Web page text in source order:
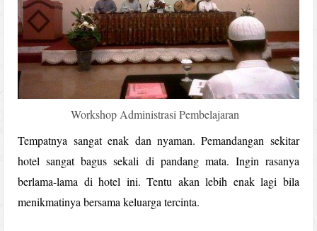
Workshop Administrasi Pembelajaran
Tempatnya sangat enak dan nyaman. Pemandangan sekitar
hotel sangat bagus sekali di pandang mata. Ingin rasanya
berlama-lama di hotel ini. Tentu akan lebih enak lagi bila
menikmatinya bersama keluarga tercinta.